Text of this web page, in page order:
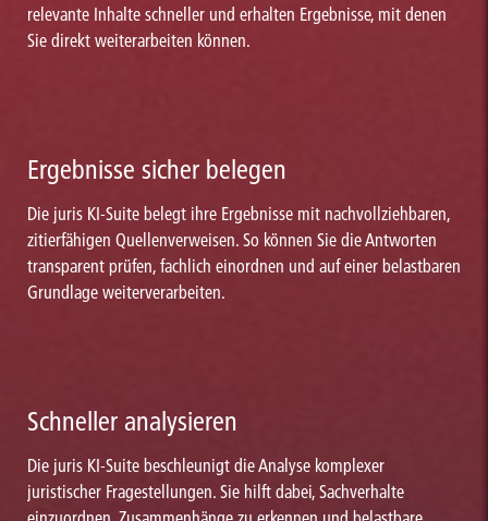
relevante Inhalte schneller und erhalten Ergebnisse, mit denen
Sie direkt weiterarbeiten können.
Ergebnisse sicher belegen
Die juris KI-Suite belegt ihre Ergebnisse mit nachvollziehbaren,
zitierfähigen Quellenverweisen. So können Sie die Antworten
transparent prüfen, fachlich einordnen und auf einer belastbaren
Grundlage weiterverarbeiten.
Schneller analysieren
Die juris KI-Suite beschleunigt die Analyse komplexer
juristischer Fragestellungen. Sie hilft dabei, Sachverhalte